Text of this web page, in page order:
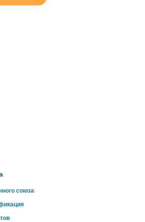
союза
через WhatsApp нажав на кнопку